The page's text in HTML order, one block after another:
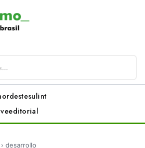
sulint
editorial
› desarrollo